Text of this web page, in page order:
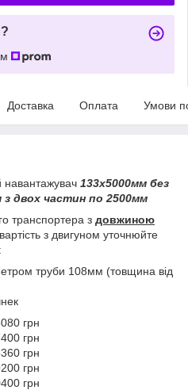
Доставка Оплата Умови
навантажувач 133х5000мм без
з двох частин по 2500мм
транспортера з довжиною
з двигуном уточнюйте
труби 108мм (товщина від
грн
грн
грн
грн
грн